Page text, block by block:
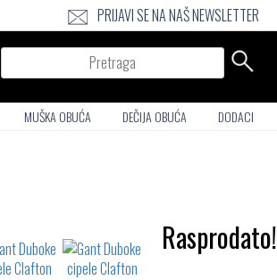
PRIJAVI SE NA NAŠ NEWSLETTER
Pretraga
MUŠKA OBUĆA DEČIJA OBUĆA DODACI
Rasprodato!